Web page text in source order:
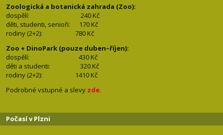
Zoologická a botanická zahrada (Zoo):
dospělí:
240 Kč
děti, studenti, senioři: 170 Kč
rodiny (2+2): 780 Kč
Zoo + DinoPark (pouze duben–říjen):
dospělí: 430 Kč
děti a studenti: 320 Kč
rodiny (2+2): 1410 Kč
Podrobné vstupné a slevy zde.
Počasí v Plzni